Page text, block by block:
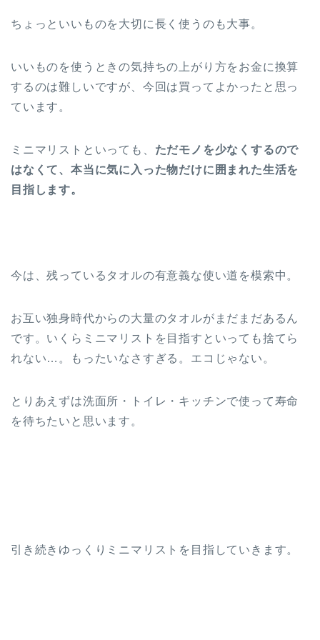
ちょっといいものを大切に長く使うのも大事。
いいものを使うときの気持ちの上がり方をお金に換算
するのは難しいですが、今回は買ってよかったと思っ
ています。
ミニマリストといっても、 ただモノを少なくするので
はなくて、本当に気に入った物だけに囲まれた生活を
目指します。
今は、残っているタオルの有意義な使い道を模索中。
お互い独身時代からの大量のタオルがまだまだあるん
です。いくらミニマリストを目指すといっても捨てら
れない…。もったいなさすぎる。エコじゃない。
とりあえずは洗面所・トイレ・キッチンで使って寿命
を待ちたいと思います。
引き続きゆっくりミニマリストを目指していきます。